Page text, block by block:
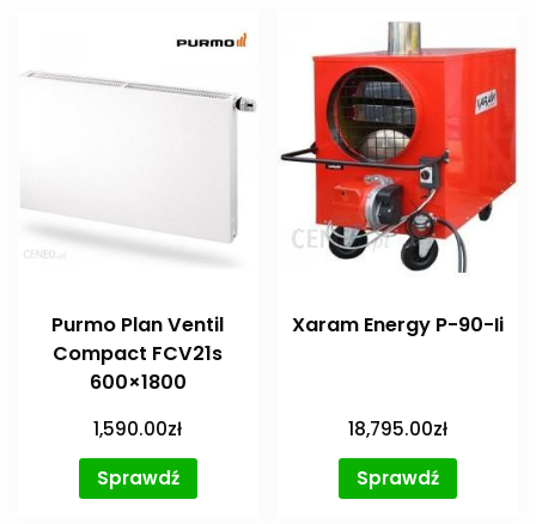
Purmo Plan Ventil
Compact FCV21s
600×1800
1,590.00zł
Sprawdź
Xaram Energy P-90-Ii
18,795.00zł
Sprawdź